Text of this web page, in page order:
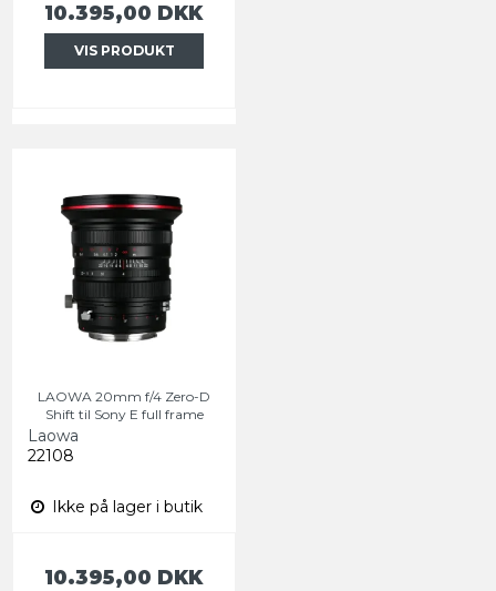
10.395,00 DKK
VIS PRODUKT
LAOWA 20mm f/4 Zero-D
Shift til Sony E full frame
Laowa
22108
Ikke på lager i butik
10.395,00 DKK